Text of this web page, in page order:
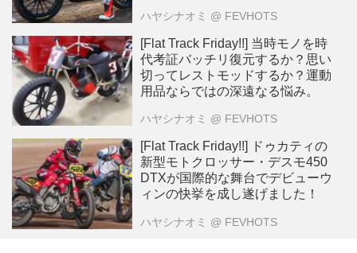
ハヤシナオミ @ FEVHOTS
[Flat Track Friday!!] 当時モノを時
代考証バッチリ復元するか？思い
切ってレストモッドするか？運動
用品ならではの深遠なる悩み。
ハヤシナオミ @ FEVHOTS
[Flat Track Friday!!] ドゥカティの
新型モトクロッサー・デスモ450
DTXが国際的な舞台でデビューウ
ィンの快挙を成し遂げました！
ハヤシナオミ @ FEVHOTS